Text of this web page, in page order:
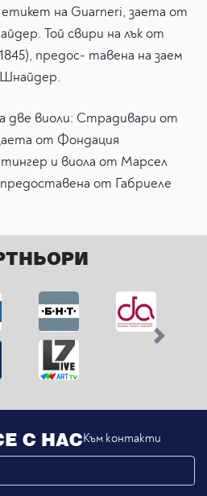
етикет на Guarneri, заета от
Той свири на лък от
предос- тавена на заем
две виоли: Страдивари от
от Фондация
и виола от Марсел
от Габриеле
Next
С НАСКъм контакти